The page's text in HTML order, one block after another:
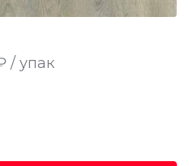
/ упак